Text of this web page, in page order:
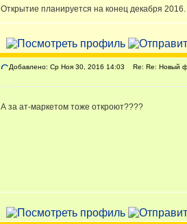
Открытие планируется на конец декабря 2016.
Добавлено: Ср Ноя 30, 2016 14:03 Re: Re: Новый
А за ат-маркетом тоже откроют????